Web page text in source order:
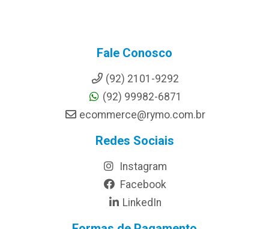
Fale Conosco
(92) 2101-9292
(92) 99982-6871
ecommerce@rymo.com.br
Redes Sociais
Instagram
Facebook
LinkedIn